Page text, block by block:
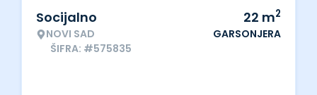
Socijalno
NOVI SAD
ŠIFRA: #575835
22 m2
GARSONJERA